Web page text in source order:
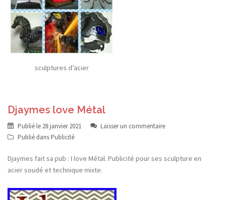
sculptures d’acier
Djaymes love Métal
Publié le 28 janvier 2021
Laisser un commentaire
Publié dans Publicité
Djaymes fait sa pub : I love Métal. Publicité pour ses sculpture en
acier soudé et technique mixte.